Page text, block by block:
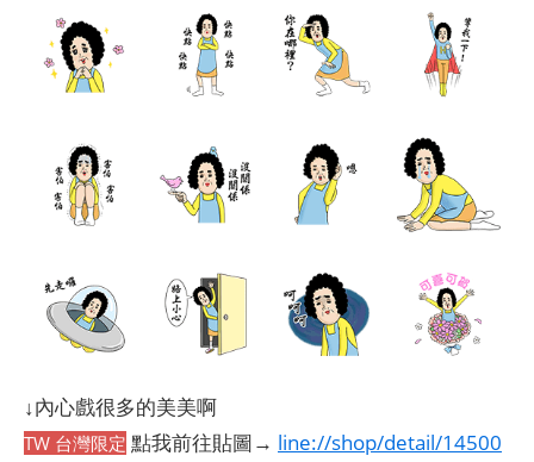
↓內心戲很多的美美啊
TW 台灣限定 點我前往貼圖→ line://shop/detail/14500